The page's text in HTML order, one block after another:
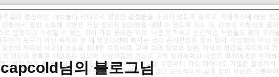
capcold님의 블로그님